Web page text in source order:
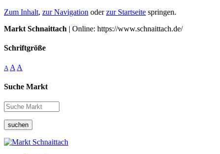
Zum Inhalt, zur Navigation oderzur Startseite springen.
Markt Schnaittach | Online: https://www.schnaittach.de/
Schriftgröße
A A A
Suche Markt
suchen